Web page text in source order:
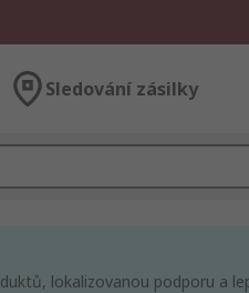
Sledování zásilky
lokalizovanou podporu a